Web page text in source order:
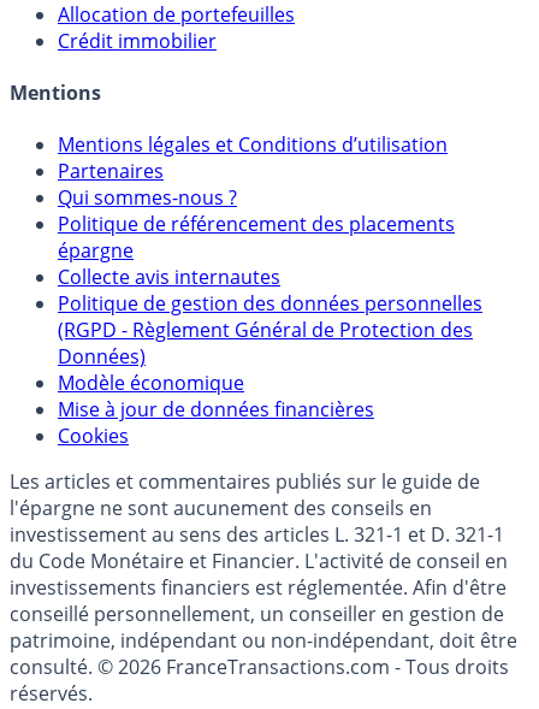
Allocation de portefeuilles
Crédit immobilier
Mentions
Mentions légales et Conditions d’utilisation
Partenaires
Qui sommes-nous ?
Politique de référencement des placements
épargne
Collecte avis internautes
Politique de gestion des données personnelles
(RGPD - Règlement Général de Protection des
Données)
Modèle économique
Mise à jour de données financières
Cookies
Les articles et commentaires publiés sur le guide de
l'épargne ne sont aucunement des conseils en
investissement au sens des articles L. 321-1 et D. 321-1
du Code Monétaire et Financier. L'activité de conseil en
investissements financiers est réglementée. Afin d'être
conseillé personnellement, un conseiller en gestion de
patrimoine, indépendant ou non-indépendant, doit être
consulté. © 2026 FranceTransactions.com - Tous droits
réservés.